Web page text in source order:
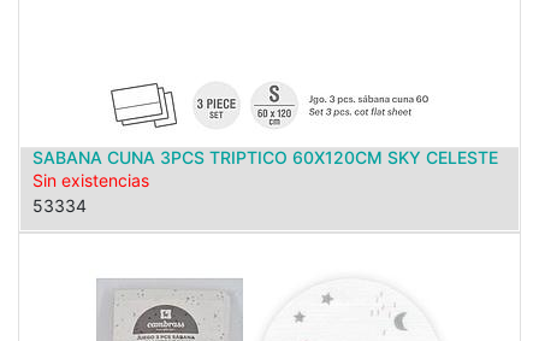
SABANA CUNA 3PCS TRIPTICO 60X120CM SKY CELESTE
Sin existencias
53334